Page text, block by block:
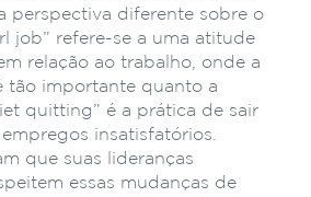
perspectiva diferente sobre o
job” refere-se a uma atitude
relação ao trabalho, onde a
tão importante quanto a
quitting” é a prática de sair
insatisfatórios.
que suas lideranças
essas mudanças de